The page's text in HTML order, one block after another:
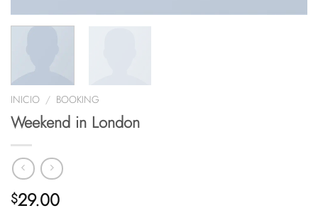
INICIO / BOOKING
Weekend in London
$29.00